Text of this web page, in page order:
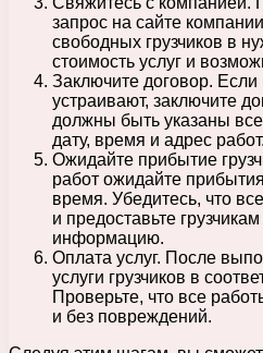
запрос на сайте
свободных грузчиков в
стоимость услуг и
Заключите договор. Если
устраивают, заключите
должны быть указаны
дату, время и адрес работ.
Ожидайте прибытие
работ ожидайте
время. Убедитесь, что
и предоставьте
информацию.
Оплата услуг. После
услуги грузчиков в
Проверьте, что все
и без повреждений.